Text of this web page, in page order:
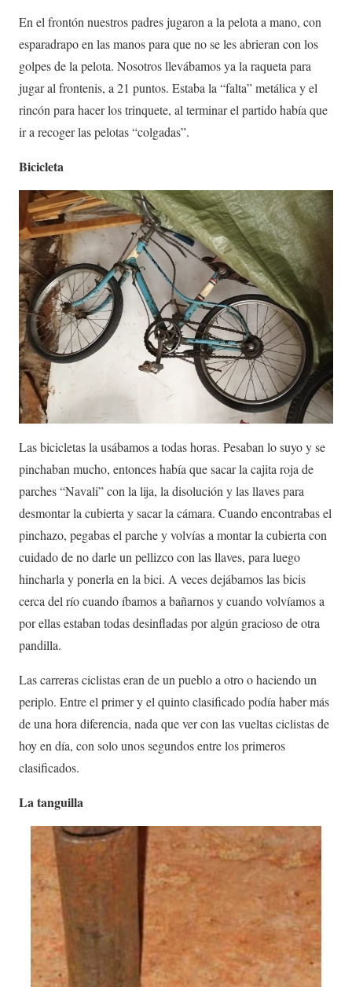
En el frontón nuestros padres jugaron a la pelota a mano, con
esparadrapo en las manos para que no se les abrieran con los
golpes de la pelota. Nosotros llevábamos ya la raqueta para
jugar al frontenis, a 21 puntos. Estaba la “falta” metálica y el
rincón para hacer los trinquete, al terminar el partido había que
ir a recoger las pelotas “colgadas”.
Bicicleta
Las bicicletas la usábamos a todas horas. Pesaban lo suyo y se
pinchaban mucho, entonces había que sacar la cajita roja de
parches “Navali” con la lija, la disolución y las llaves para
desmontar la cubierta y sacar la cámara. Cuando encontrabas el
pinchazo, pegabas el parche y volvías a montar la cubierta con
cuidado de no darle un pellizco con las llaves, para luego
hincharla y ponerla en la bici. A veces dejábamos las bicis
cerca del río cuando íbamos a bañarnos y cuando volvíamos a
por ellas estaban todas desinfladas por algún gracioso de otra
pandilla.
Las carreras ciclistas eran de un pueblo a otro o haciendo un
periplo. Entre el primer y el quinto clasificado podía haber más
de una hora diferencia, nada que ver con las vueltas ciclistas de
hoy en día, con solo unos segundos entre los primeros
clasificados.
La tanguilla